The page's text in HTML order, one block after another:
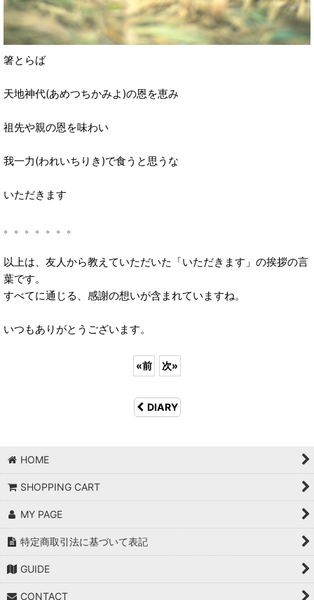
箸とらば
天地神代(あめつちかみよ)の恩を恵み
祖先や親の恩を味わい
我一力(われいちりき)で食うと思うな
いただきます
。。。。。。。
以上は、友人から教えていただいた「いただきます」の挨拶の言
葉です。
すべてに通じる、感謝の想いが含まれていますね。
いつもありがとうございます。
«前 次»
DIARY
HOME
SHOPPING CART
MY PAGE
特定商取引法に基づいて表記
GUIDE
CONTACT